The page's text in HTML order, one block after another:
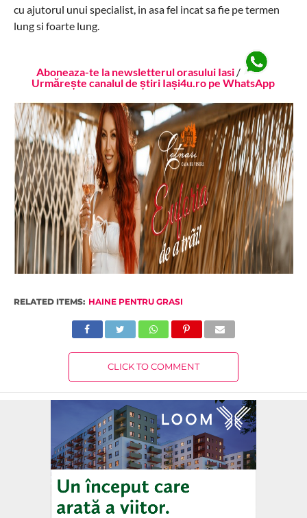
cu ajutorul unui specialist, in asa fel incat sa fie pe termen
lung si foarte lung.
Aboneaza-te la newsletterul orasului Iasi /
Urmărește canalul de știri Iași4u.ro pe WhatsApp
RELATED ITEMS: HAINE PENTRU GRASI
CLICK TO COMMENT